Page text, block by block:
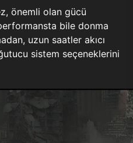
önemli olan gücü
bile donma
uzun saatler akıcı
sistem seçeneklerini